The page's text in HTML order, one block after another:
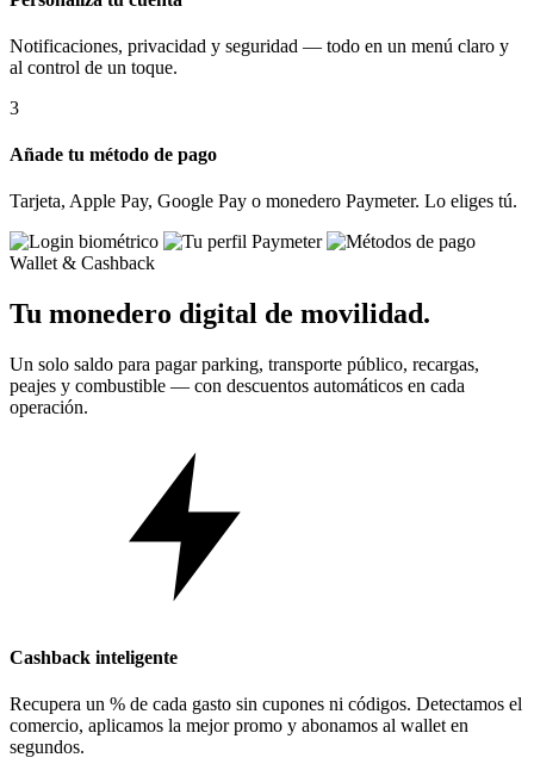
Notificaciones, privacidad y seguridad — todo en un menú claro y
al control de un toque.
3
Añade tu método de pago
Tarjeta, Apple Pay, Google Pay o monedero Paymeter. Lo eliges tú.
Wallet & Cashback
Tu monedero digital de movilidad.
Un solo saldo para pagar parking, transporte público, recargas,
peajes y combustible — con descuentos automáticos en cada
operación.
Cashback inteligente
Recupera un % de cada gasto sin cupones ni códigos. Detectamos el
comercio, aplicamos la mejor promo y abonamos al wallet en
segundos.